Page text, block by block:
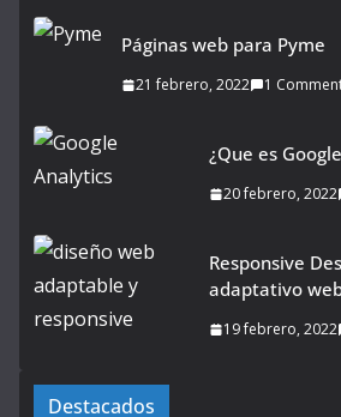
Páginas web para Pyme
21 febrero, 2022 1
¿Que es
20 febrero, 2022
Responsive
adaptativo
19 febrero, 2022
Destacados